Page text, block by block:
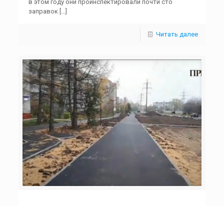
в этом году они проинспектировали почти сто
заправок[…]
Читать далее